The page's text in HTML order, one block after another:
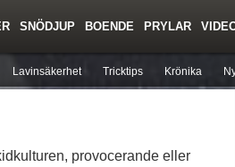
Lavinsäkerhet Tricktips Krönika
SNÖDJUP BOENDE PRYLAR
provocerande eller